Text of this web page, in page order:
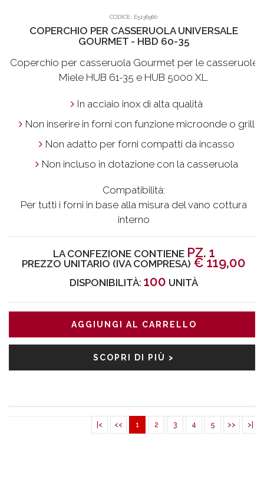
CODICE: E5136960
COPERCHIO PER CASSERUOLA UNIVERSALE
GOURMET - HBD 60-35
Coperchio per casseruola Gourmet per le casseruole
Miele HUB 61-35 e HUB 5000 XL.
In acciaio inox di alta qualità
Non inserire in forni con funzione microonde o grill
Non adatto per forni compatti da incasso
Non incluso in dotazione con la casseruola
Compatibilità:
Per tutti i forni in base alla misura del vano cottura
interno
LA CONFEZIONE CONTIENE PZ. 1
PREZZO UNITARIO (IVA COMPRESA) €119,00
DISPONIBILITÀ:100 UNITÀ
AGGIUNGI AL CARRELLO
SCOPRI DI PIÙ >
|< << 1 2 3 4 5 >> >|